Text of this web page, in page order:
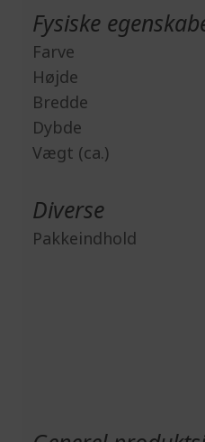
Fysiske
Farve
Højde
Bredde
Dybde
Vægt (ca.)
Diverse
Pakkeindhold